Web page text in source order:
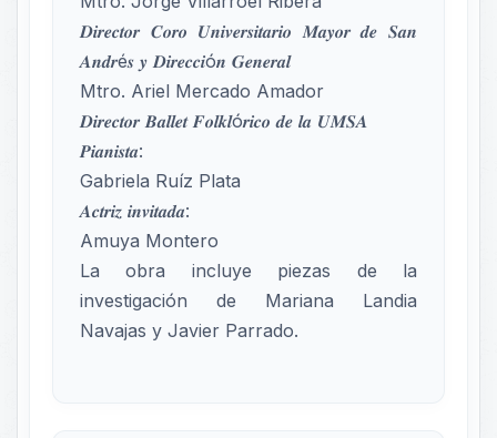
𝑫𝒊𝒓𝒆𝒄𝒕𝒐𝒓 𝑪𝒐𝒓𝒐 𝑼𝒏𝒊𝒗𝒆𝒓𝒔𝒊𝒕𝒂𝒓𝒊𝒐 𝑴𝒂𝒚𝒐𝒓 𝒅𝒆 𝑺𝒂𝒏
𝑨𝒏𝒅𝒓é𝒔 𝒚 𝑫𝒊𝒓𝒆𝒄𝒄𝒊ó𝒏 𝑮𝒆𝒏𝒆𝒓𝒂𝒍
Mtro. Ariel Mercado Amador
𝑫𝒊𝒓𝒆𝒄𝒕𝒐𝒓 𝑩𝒂𝒍𝒍𝒆𝒕 𝑭𝒐𝒍𝒌𝒍ó𝒓𝒊𝒄𝒐 𝒅𝒆 𝒍𝒂 𝑼𝑴𝑺𝑨
𝑷𝒊𝒂𝒏𝒊𝒔𝒕𝒂:
Gabriela Ruíz Plata
𝑨𝒄𝒕𝒓𝒊𝒛 𝒊𝒏𝒗𝒊𝒕𝒂𝒅𝒂:
Amuya Montero
La obra incluye piezas de la
investigación de Mariana Landia
Navajas y Javier Parrado.